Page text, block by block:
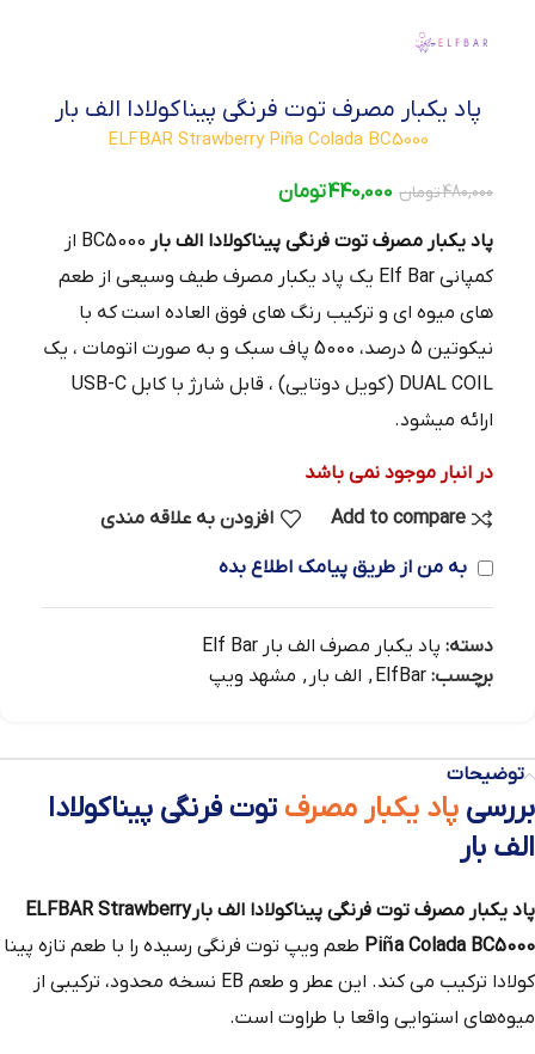
پاد یکبار مصرف توت فرنگی پیناکولادا الف بار
ELFBAR Strawberry Piña Colada BC5000
480,000تومان 440,000تومان
پاد یکبار مصرف توت فرنگی پیناکولادا الف بار
BC5000 از
کمپانی Elf Bar یک پاد یکبار مصرف طیف وسیعی از طعم
های میوه ای و ترکیب رنگ های فوق العاده است که با
نیکوتین 5 درصد، 5000 پاف سبک و به صورت اتومات ، یک
DUAL COIL (کویل دوتایی) ، قابل شارژ با کابل USB-C
ارائه میشود.
در انبار موجود نمی باشد
Add to compare
افزودن به علاقه مندی
به من از طریق پیامک اطلاع بده
دسته: پاد یکبار مصرف الف بار Elf Bar
برچسب: ElfBar
, الف بار , مشهد ویپ
توضیحات
بررسی پاد یکبار مصرف توت فرنگی پیناکولادا
الف بار
پاد یکبار مصرف توت فرنگی پیناکولادا الف بار ELFBAR Strawberry
Piña Colada BC5000 طعم ویپ توت فرنگی رسیده را با طعم تازه پینا
کولادا ترکیب می کند. این عطر و طعم EB نسخه محدود، ترکیبی از
میوه‌های استوایی واقعا با طراوت است.